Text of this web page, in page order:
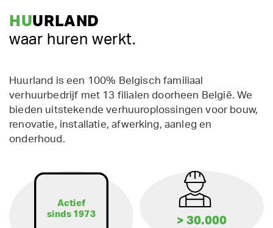
HUURLAND
waar huren werkt.
Huurland is een 100% Belgisch familiaal
verhuurbedrijf met 13 filialen doorheen België. We
bieden uitstekende verhuuroplossingen voor bouw,
renovatie, installatie, afwerking, aanleg en
onderhoud.
Actief
sinds 1973
> 30.000